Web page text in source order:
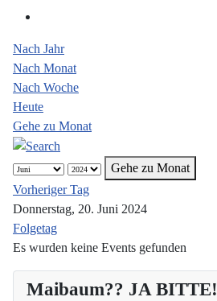
Maibaum?? JA BITTE!
Nach Jahr
Nach Monat
Nach Woche
Heute
Gehe zu Monat
Gehe zu Monat
Vorheriger Tag
Donnerstag, 20. Juni 2024
Folgetag
Es wurden keine Events gefunden